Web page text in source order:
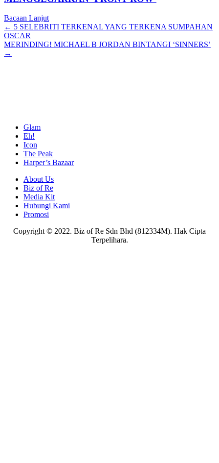
Bacaan Lanjut
Posts
navigation
← 5 SELEBRITI TERKENAL YANG TERKENA SUMPAHAN
OSCAR
MERINDING! MICHAEL B JORDAN BINTANGI ‘SINNERS’
→
Glam
Eh!
Icon
The Peak
Harper’s Bazaar
About Us
Biz of Re
Media Kit
Hubungi Kami
Promosi
Copyright © 2022. Biz of Re Sdn Bhd (812334M). Hak Cipta
Terpelihara.